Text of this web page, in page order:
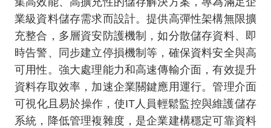
業級資料儲存需求而設計。提供高彈性架構無限擴
充整合，多層資安防護機制，如分散儲存資料、即
時告警、同步建立停損機制等，確保資料安全與高
可用性。強大處理能力和高速傳輸介面，有效提升
資料存取效率，加速企業關鍵應用運行。管理介面
可視化且易於操作，使IT人員輕鬆監控與維護儲存
系統，降低管理複雜度，是企業建構穩定可靠資料